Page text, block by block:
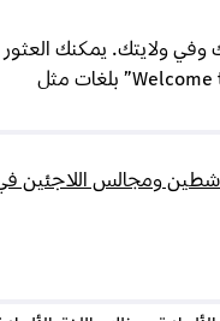
ولايتك. يمكنك العثور
على هذه المراكز مثلاً عبر موقع “Welcome to Europe” بلغات مثل
ومجالس اللاجئين في